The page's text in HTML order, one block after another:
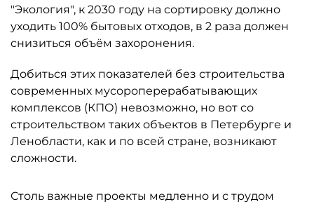
"Экология", к 2030 году на сортировку должно
уходить 100% бытовых отходов, в 2 раза должен
снизиться объём захоронения.
Добиться этих показателей без строительства
современных мусороперерабатывающих
комплексов (КПО) невозможно, но вот со
строительством таких объектов в Петербурге и
Ленобласти, как и по всей стране, возникают
сложности.
Столь важные проекты медленно и с трудом